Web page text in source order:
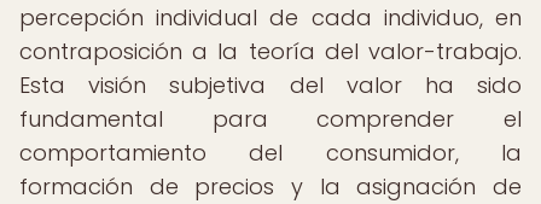
percepción individual de cada individuo, en
contraposición a la teoría del valor-trabajo.
Esta visión subjetiva del valor ha sido
fundamental para comprender el
comportamiento del consumidor, la
formación de precios y la asignación de